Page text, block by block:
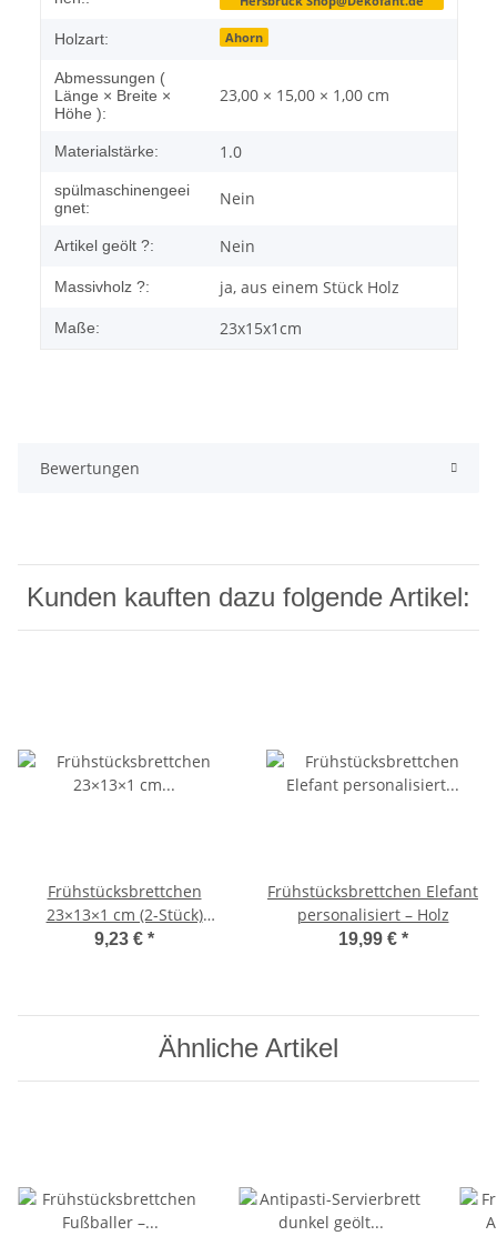
Holzart: Ahorn
Abmessungen (
Länge × Breite ×
Höhe ):
23,00 × 15,00 × 1,00 cm
Materialstärke: 1.0
spülmaschinengeei
gnet:
Nein
Artikel geölt ?: Nein
Massivholz ?: ja, aus einem Stück Holz
Maße: 23x15x1cm
Bewertungen
Kunden kauften dazu folgende Artikel:
Frühstücksbrettchen
23×13×1 cm (2-Stück)
Ahornholz – naturbelassen
9,23 € *
Frühstücksbrettchen Elefant
personalisiert – Holz
19,99 € *
Ähnliche Artikel